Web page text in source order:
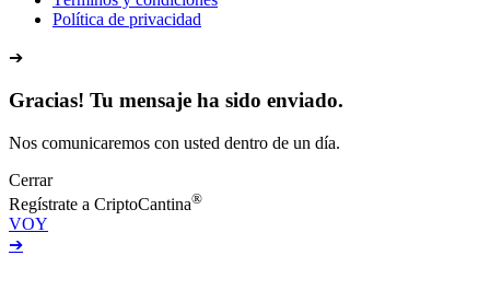
Política de privacidad
➔
Gracias! Tu mensaje ha sido enviado.
Nos comunicaremos con usted dentro de un día.
Cerrar
Regístrate a CriptoCantina®
VOY
➔